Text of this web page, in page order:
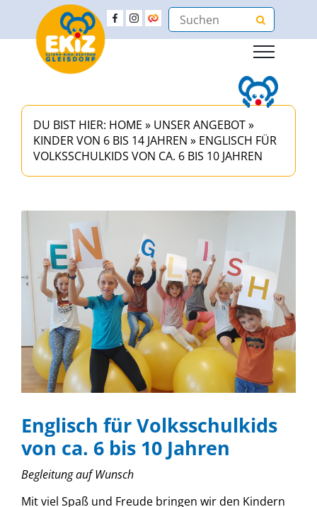
DU BIST HIER: HOME » UNSER ANGEBOT»
KINDER VON 6 BIS 14 JAHREN » ENGLISCH FÜR
VOLKSSCHULKIDS VON CA. 6 BIS 10 JAHREN
Englisch für Volksschulkids
von ca. 6 bis 10 Jahren
Begleitung auf Wunsch
Mit viel Spaß und Freude bringen wir den Kindern